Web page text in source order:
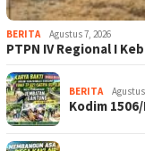
BERITA Agustus 7, 2026
PTPN IV Regional I
BERITA
Kodim